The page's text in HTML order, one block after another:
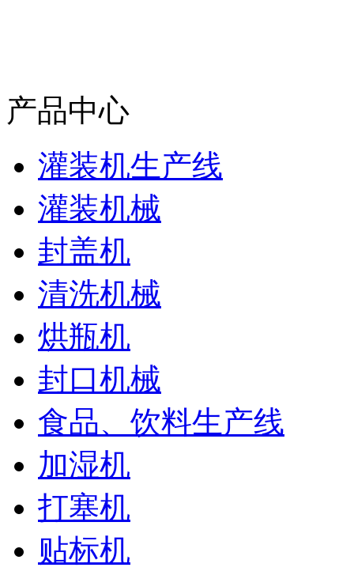
产品中心
灌装机生产线
灌装机械
封盖机
清洗机械
烘瓶机
封口机械
食品、饮料生产线
加湿机
打塞机
贴标机